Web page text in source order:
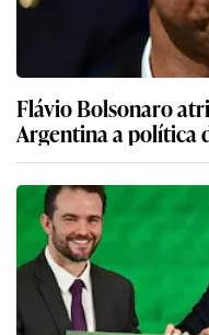
Flávio Bolsonaro
Argentina a política